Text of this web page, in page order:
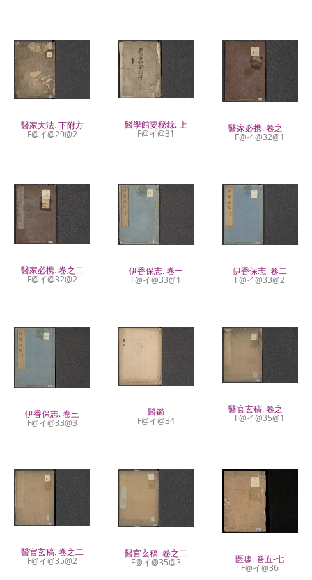
醫家大法. 下附方
F@イ@29@2
醫學館要秘録. 上
F@イ@31
醫家必携. 卷之一
F@イ@32@1
醫家必携. 卷之二
F@イ@32@2
伊香保志. 卷一
F@イ@33@1
伊香保志. 卷二
F@イ@33@2
伊香保志. 卷三
F@イ@33@3
醫鑑
F@イ@34
醫官玄稿. 卷之一
F@イ@35@1
醫官玄稿. 卷之二
F@イ@35@2
醫官玄稿. 卷之二
F@イ@35@3 医噱. 巻五-七
F@イ@36